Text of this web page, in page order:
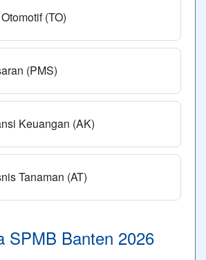
(TO)
(PMS)
Keuangan (AK)
Tanaman (AT)
SPMB Banten 2026